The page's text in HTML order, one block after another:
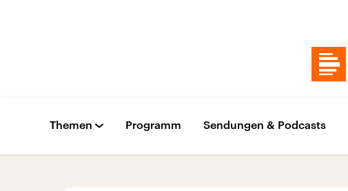
Themen Programm Sendungen & Podcasts